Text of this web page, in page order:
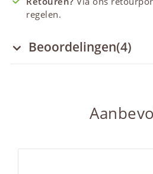
regelen.
Beoordelingen(4)